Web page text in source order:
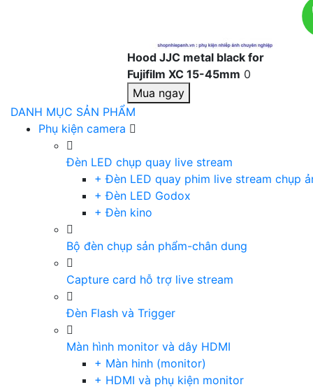
Hood JJC metal black for
Fujifilm XC 15-45mm 0
Mua ngay
DANH MỤC SẢN PHẨM
Phụ kiện camera
Đèn LED chụp quay live stream
+ Đèn LED quay phim live stream chụp
+ Đèn LED Godox
+ Đèn kino
Bộ đèn chụp sản phẩm-chân dung
Capture card hỗ trợ live stream
Đèn Flash và Trigger
Màn hình monitor và dây HDMI
+ Màn hinh (monitor)
+ HDMI và phụ kiện monitor